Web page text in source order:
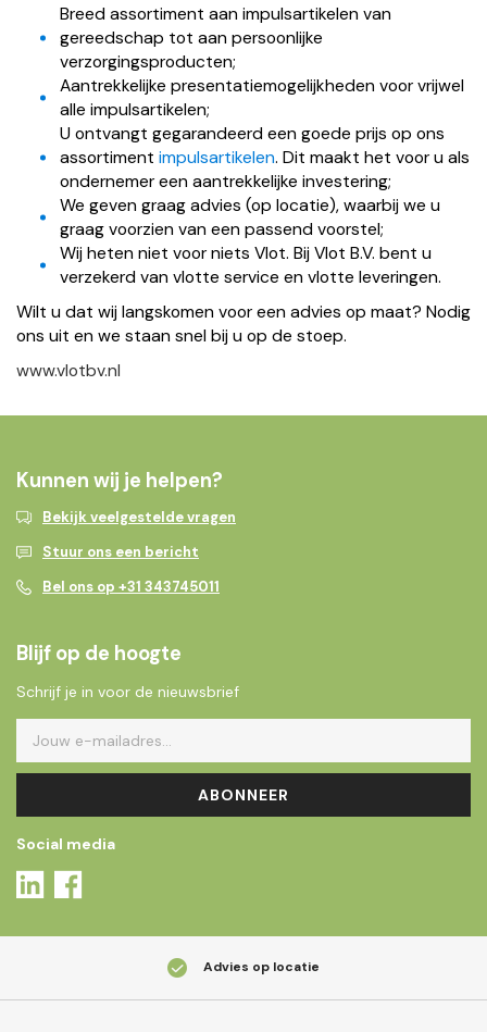
Breed assortiment aan impulsartikelen van
gereedschap tot aan persoonlijke
verzorgingsproducten;
Aantrekkelijke presentatiemogelijkheden voor vrijwel
alle impulsartikelen;
U ontvangt gegarandeerd een goede prijs op ons
assortiment impulsartikelen. Dit maakt het voor u als
ondernemer een aantrekkelijke investering;
We geven graag advies (op locatie), waarbij we u
graag voorzien van een passend voorstel;
Wij heten niet voor niets Vlot. Bij Vlot B.V. bent u
verzekerd van vlotte service en vlotte leveringen.
Wilt u dat wij langskomen voor een advies op maat? Nodig
ons uit en we staan snel bij u op de stoep.
www.vlotbv.nl
Kunnen wij je helpen?
Bekijk veelgestelde vragen
Stuur ons een bericht
Bel ons op +31 343745011
Blijf op de hoogte
Schrijf je in voor de nieuwsbrief
ABONNEER
Social media
Advies op locatie